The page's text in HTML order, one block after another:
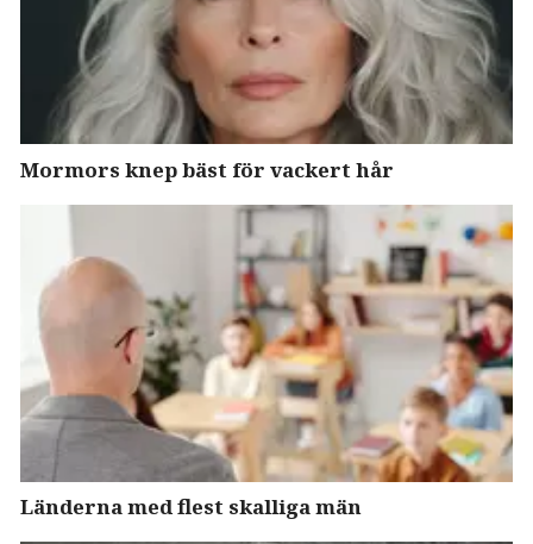
Mormors knep bäst för vackert hår
Länderna med flest skalliga män